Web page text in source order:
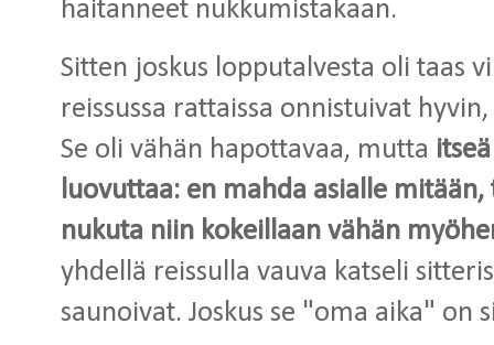
haitanneet nukkumistakaan.
Sitten joskus lopputalvesta oli taas
reissussa rattaissa onnistuivat
Se oli vähän hapottavaa, mutta
luovuttaa: en mahda asialle
nukuta niin kokeillaan vähän
yhdellä reissulla vauva katseli
saunoivat. Joskus se "oma aika" on